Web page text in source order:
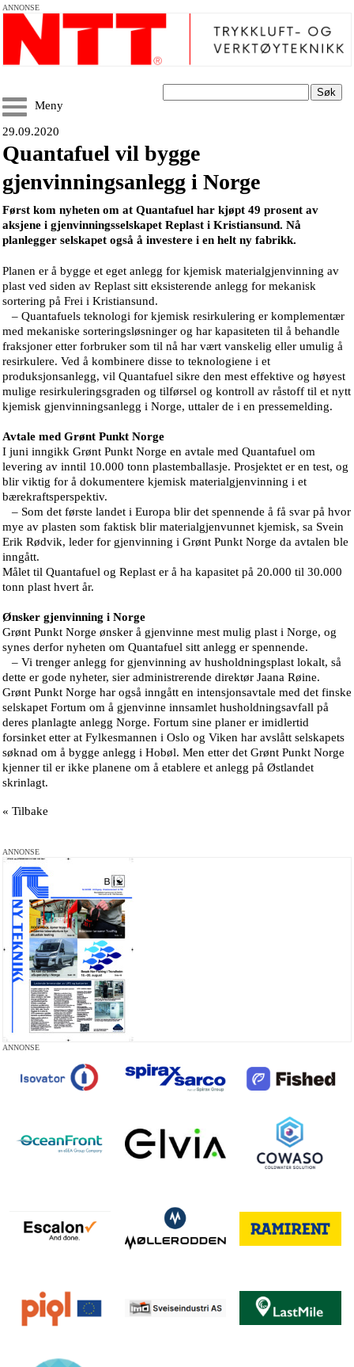
ANNONSE
Søk
Meny
29.09.2020
Quantafuel vil bygge
gjenvinningsanlegg i Norge
Først kom nyheten om at Quantafuel har kjøpt 49 prosent av
aksjene i gjenvinningsselskapet Replast i Kristiansund. Nå
planlegger selskapet også å investere i en helt ny fabrikk.
Planen er å bygge et eget anlegg for kjemisk materialgjenvinning av
plast ved siden av Replast sitt eksisterende anlegg for mekanisk
sortering på Frei i Kristiansund.
– Quantafuels teknologi for kjemisk resirkulering er komplementær
med mekaniske sorteringsløsninger og har kapasiteten til å behandle
fraksjoner etter forbruker som til nå har vært vanskelig eller umulig å
resirkulere. Ved å kombinere disse to teknologiene i et
produksjonsanlegg, vil Quantafuel sikre den mest effektive og høyest
mulige resirkuleringsgraden og tilførsel og kontroll av råstoff til et nytt
kjemisk gjenvinningsanlegg i Norge, uttaler de i en pressemelding.
Avtale med Grønt Punkt Norge
I juni inngikk Grønt Punkt Norge en avtale med Quantafuel om
levering av inntil 10.000 tonn plastemballasje. Prosjektet er en test, og
blir viktig for å dokumentere kjemisk materialgjenvinning i et
bærekraftsperspektiv.
– Som det første landet i Europa blir det spennende å få svar på hvor
mye av plasten som faktisk blir materialgjenvunnet kjemisk, sa Svein
Erik Rødvik, leder for gjenvinning i Grønt Punkt Norge da avtalen ble
inngått.
Målet til Quantafuel og Replast er å ha kapasitet på 20.000 til 30.000
tonn plast hvert år.
Ønsker gjenvinning i Norge
Grønt Punkt Norge ønsker å gjenvinne mest mulig plast i Norge, og
synes derfor nyheten om Quantafuel sitt anlegg er spennende.
– Vi trenger anlegg for gjenvinning av husholdningsplast lokalt, så
dette er gode nyheter, sier administrerende direktør Jaana Røine.
Grønt Punkt Norge har også inngått en intensjonsavtale med det finske
selskapet Fortum om å gjenvinne innsamlet husholdningsavfall på
deres planlagte anlegg Norge. Fortum sine planer er imidlertid
forsinket etter at Fylkesmannen i Oslo og Viken har avslått selskapets
søknad om å bygge anlegg i Hobøl. Men etter det Grønt Punkt Norge
kjenner til er ikke planene om å etablere et anlegg på Østlandet
skrinlagt.
« Tilbake
ANNONSE
ANNONSE